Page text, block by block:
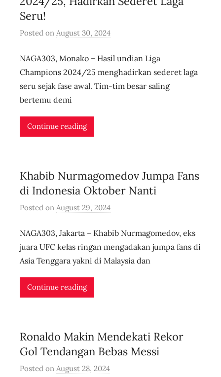
Seru!
Posted on August 30, 2024
u
s
e
v
e
NAGA303, Monako – Hasil undian Liga
Champions 2024/25 menghadirkan sederet laga
seru sejak fase awal. Tim-tim besar saling
bertemu demi
Continue reading
Khabib Nurmagomedov Jumpa Fans
di Indonesia Oktober Nanti
Posted on August 29, 2024
u
s
e
i
v
NAGA303, Jakarta – Khabib Nurmagomedov, eks
juara UFC kelas ringan mengadakan jumpa fans di
Asia Tenggara yakni di Malaysia dan
Continue reading
Ronaldo Makin Mendekati Rekor
Gol Tendangan Bebas Messi
Posted on August 28, 2024